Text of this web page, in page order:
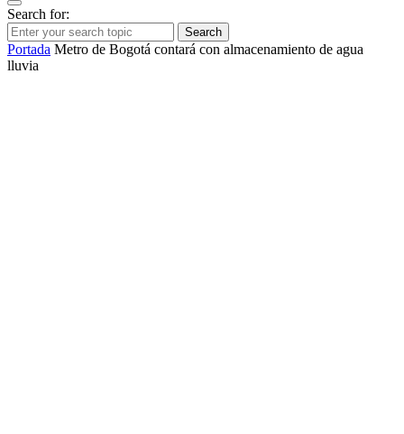
Search for:
Search
Portada Metro de Bogotá contará con almacenamiento de agua
lluvia